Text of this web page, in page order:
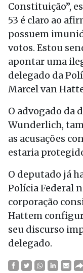
Constituição”,
53 é claro ao
possuem
votos. Estou
apontar uma
delegado da
Marcel van
O advogado da
Wunderlich,
as acusações
estaria
O deputado já
Polícia Federal
corporação
Hattem
seu discurso
delegado.